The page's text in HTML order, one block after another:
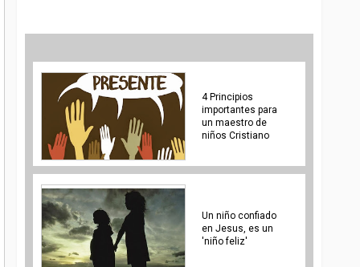
4 Principios
importantes para
un maestro de
niños Cristiano
Un niño confiado
en Jesus, es un
'niño feliz'